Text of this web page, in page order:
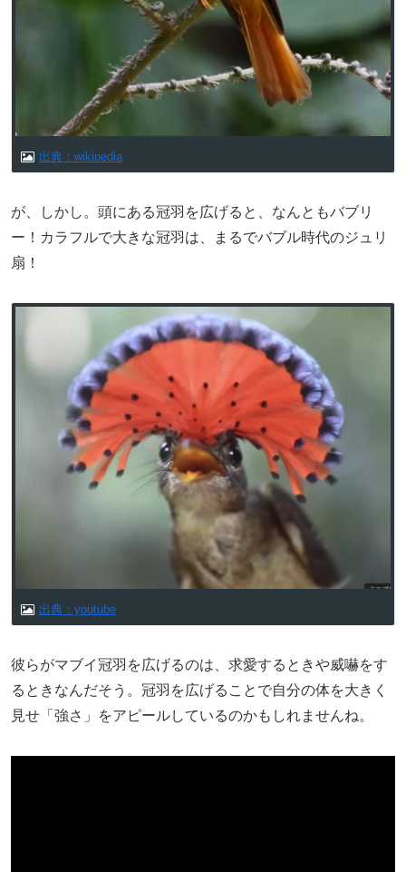
出典：wikipedia
が、しかし。頭にある冠羽を広げると、なんともバブリ
ー！カラフルで大きな冠羽は、まるでバブル時代のジュリ
扇！
出典：youtube
彼らがマブイ冠羽を広げるのは、求愛するときや威嚇をす
るときなんだそう。冠羽を広げることで自分の体を大きく
見せ「強さ」をアピールしているのかもしれませんね。